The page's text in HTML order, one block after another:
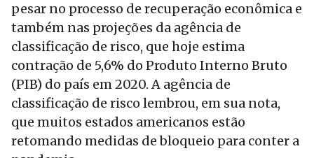
pesar no processo de recuperação econômica e
também nas projeções da agência de
classificação de risco, que hoje estima
contração de 5,6% do Produto Interno Bruto
(PIB) do país em 2020. A agência de
classificação de risco lembrou, em sua nota,
que muitos estados americanos estão
retomando medidas de bloqueio para conter a